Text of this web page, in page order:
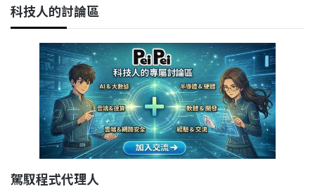
科技人的討論區
駕馭程式代理人